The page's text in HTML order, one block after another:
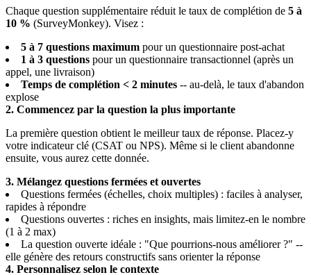
Chaque question supplémentaire réduit le taux de complétion de 5 à
10 % (SurveyMonkey). Visez :
5 à 7 questions maximum pour un questionnaire post-achat
1 à 3 questions pour un questionnaire transactionnel (après un
appel, une livraison)
Temps de complétion < 2 minutes -- au-delà, le taux d'abandon
explose
2. Commencez par la question la plus importante
La première question obtient le meilleur taux de réponse. Placez-y
votre indicateur clé (CSAT ou NPS). Même si le client abandonne
ensuite, vous aurez cette donnée.
3. Mélangez questions fermées et ouvertes
Questions fermées (échelles, choix multiples) : faciles à analyser,
rapides à répondre
Questions ouvertes : riches en insights, mais limitez-en le nombre
(1 à 2 max)
La question ouverte idéale : "Que pourrions-nous améliorer ?" --
elle génère des retours constructifs sans orienter la réponse
4. Personnalisez selon le contexte